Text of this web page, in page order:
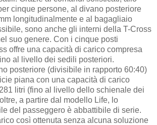
cinque persone, al divano posteriore
longitudinalmente e al bagagliaio
sono anche gli interni della T-Cross
suo genere. Con i cinque posti
offre una capacità di carico compresa
al livello dei sedili posteriori.
posteriore (divisibile in rapporto 60:40)
piana con una capacità di carico
litri (fino al livello dello schienale dei
a partire dal modello Life, lo
del passeggero è abbattibile di serie.
così ottenuta senza alcuna soluzione